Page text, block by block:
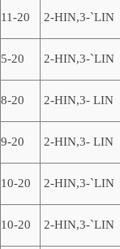
11-20 2-HIN,3-`LIN
5-20 2-HIN,3-`LIN
8-20 2-HIN,3- LIN
9-20 2-HIN,3- LIN
10-20 2-HIN,3-`LIN
10-20 2-HIN,3-`LIN